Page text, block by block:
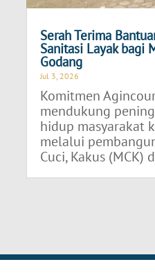
Serah Terima
Sanitasi Layak bagi
Godang
Jul 3, 2026
Komitmen
mendukung
hidup masyarakat
melalui
Cuci, Kakus (MCK)